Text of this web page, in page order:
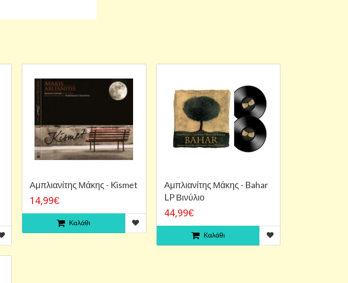
Αμπλιανίτης Μάκης - Kismet
14,99€
Καλάθι
Αμπλιανίτης Μάκης - Bahar
LP Βινύλιο
44,99€
Καλάθι